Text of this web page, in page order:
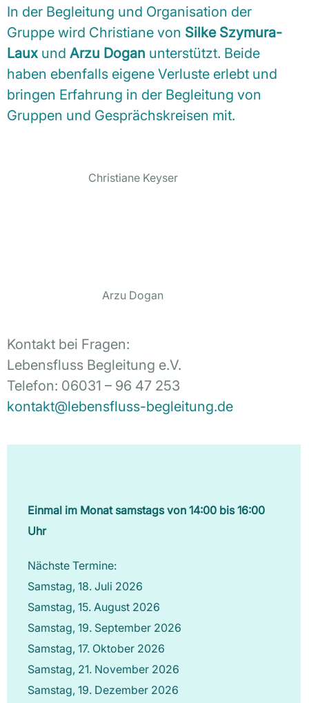
In der Begleitung und Organisation der
Gruppe wird Christiane von Silke Szymura-
Laux und Arzu Dogan unterstützt. Beide
haben ebenfalls eigene Verluste erlebt und
bringen Erfahrung in der Begleitung von
Gruppen und Gesprächskreisen mit.
Christiane Keyser
Arzu Dogan
Kontakt bei Fragen:
Lebensfluss Begleitung e.V.
Telefon: 06031 – 96 47 253
kontakt@lebensfluss-begleitung.de
Einmal im Monat samstags von 14:00 bis 16:00
Uhr
Nächste Termine:
Samstag, 18. Juli 2026
Samstag, 15. August 2026
Samstag, 19. September 2026
Samstag, 17. Oktober 2026
Samstag, 21. November 2026
Samstag, 19. Dezember 2026